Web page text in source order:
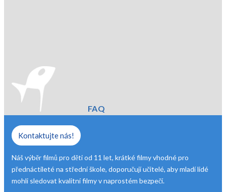
FAQ
Kontaktujte nás!
Náš výběr filmů pro děti od 11 let, krátké filmy vhodné pro
přednáctileté na střední škole, doporučují učitelé, aby mladí lidé
mohli sledovat kvalitní filmy v naprostém bezpečí.